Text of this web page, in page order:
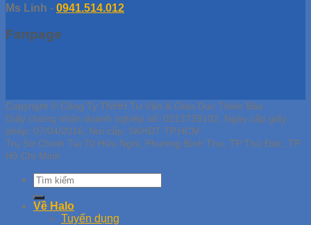
Ms Linh - 0941.514.012
Fanpage
Copyright © Công Ty TNHH Tư Vấn & Giáo Dục Thiên Bảo
Giấy chứng nhận doanh nghiệp số: 0313739102, Ngày cấp giấy
phép: 07/04/2016, Nơi cấp: SKHDT TP.HCM
Trụ Sở Chính Tại 70 Hữu Nghị, Phường Bình Thọ, TP Thủ Đức, TP
Hồ Chí Minh
Về Halo
Tuyển dụng